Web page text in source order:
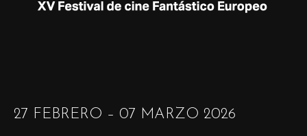
27 FEBRERO – 07 MARZO 2026